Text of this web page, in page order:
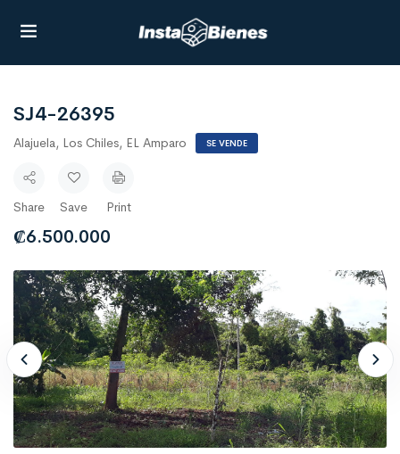
SJ4-26395
Alajuela, Los Chiles, EL Amparo SE VENDE
Share Save Print
₡6.500.000